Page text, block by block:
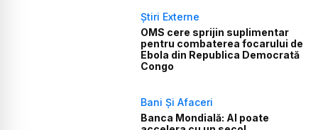
Știri Externe
OMS cere sprijin suplimentar
pentru combaterea focarului de
Ebola din Republica Democrată
Congo
Bani Și Afaceri
Banca Mondială: AI poate